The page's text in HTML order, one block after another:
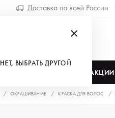
Доставка по всей России
АКЦИИ
НЕТ, ВЫБРАТЬ ДРУГОЙ
ОКРАШИВАНИЕ КРАСКА ДЛЯ ВОЛОС